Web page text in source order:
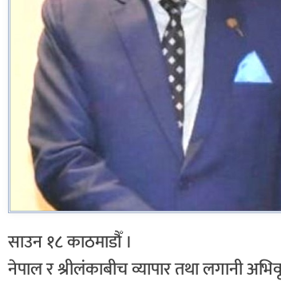
साउन १८ काठमाडौँ ।
नेपाल र श्रीलंकाबीच व्यापार तथा लगानी